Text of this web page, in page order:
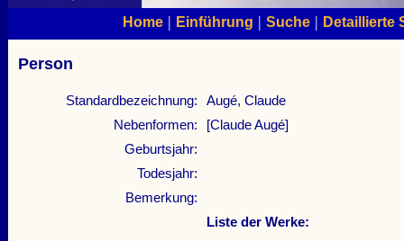
Home| Einführung | Suche| Detaillierte
Person
Standardbezeichnung:
Augé, Claude
Nebenformen:
[Claude Augé]
Geburtsjahr:
Todesjahr:
Bemerkung:
Liste der Werke: